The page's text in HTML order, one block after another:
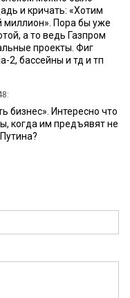
и кричать: «Хотим
миллион». Пора бы уже
а то ведь Газпром
проекты. Фиг
2, бассейны и тд и тп
бизнес». Интересно что
когда им предъявят не